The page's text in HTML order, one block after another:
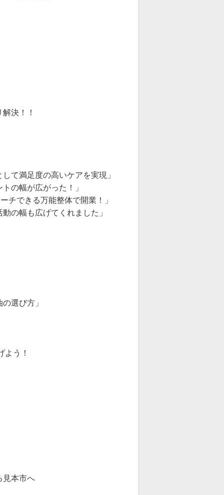
決！！
て満足度の高いケアを実現」
の幅が広がった！」
チできる万能整体で開業！」
の幅も広げてくれました」
選び方」
よう！
見本市へ